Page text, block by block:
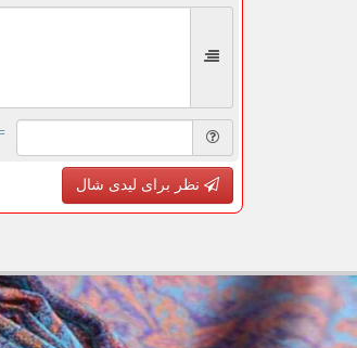
= ۴
نظر برای لیدی شال